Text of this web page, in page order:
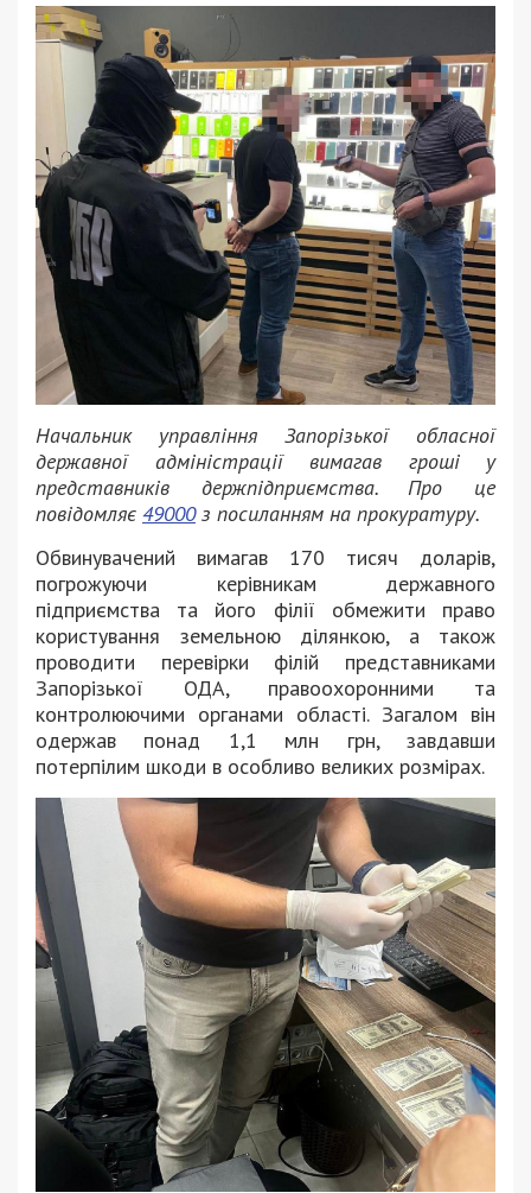
Начальник управління Запорізької обласної
державної адміністрації вимагав гроші у
представників держпідприємства. Про це
повідомляє 49000з посиланням на прокуратуру.
Обвинувачений вимагав 170 тисяч доларів,
погрожуючи керівникам державного
підприємства та його філії обмежити право
користування земельною ділянкою, а також
проводити перевірки філій представниками
Запорізької ОДА, правоохоронними та
контролюючими органами області. Загалом він
одержав понад 1,1 млн грн, завдавши
потерпілим шкоди в особливо великих розмірах.